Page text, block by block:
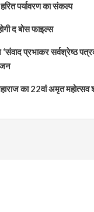
पर्यावरण का संकल्प
द बोस फाइल्स
प्रभाकर सर्वश्रेष्ठ
का 22वां अमृत महोत्सव